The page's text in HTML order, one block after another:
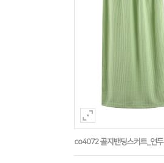
co4072 골지밴딩스커트_연두